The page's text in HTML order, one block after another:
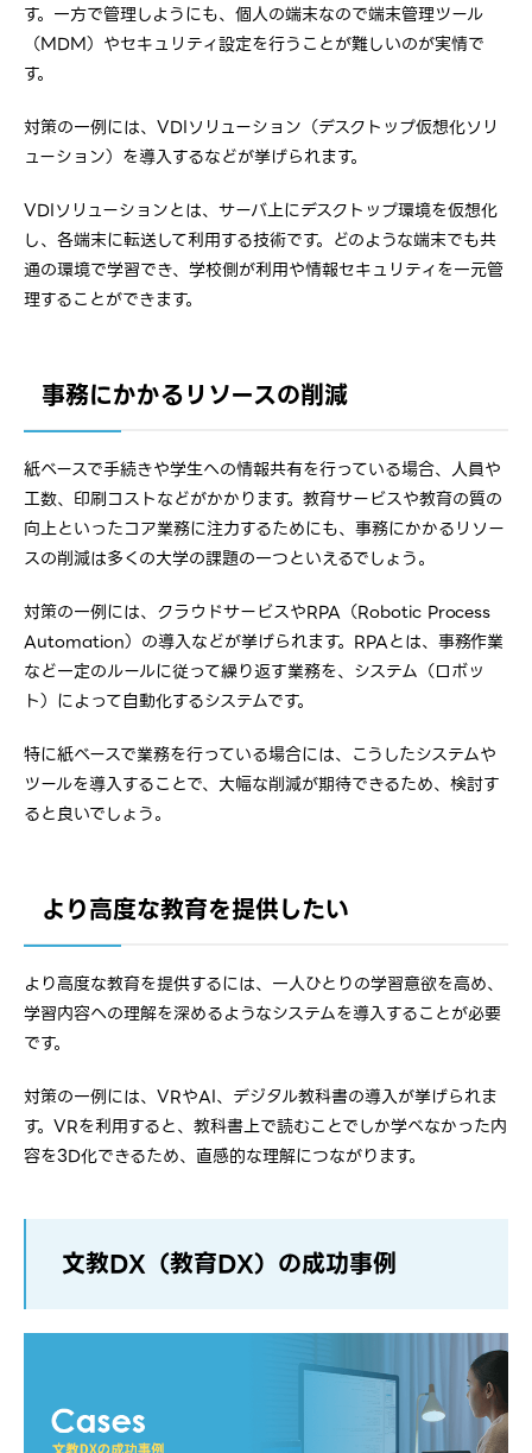
す。一方で管理しようにも、個人の端末なので端末管理ツール
（MDM）やセキュリティ設定を行うことが難しいのが実情で
す。
対策の一例には、VDIソリューション（デスクトップ仮想化ソリ
ューション）を導入するなどが挙げられます。
VDIソリューションとは、サーバ上にデスクトップ環境を仮想化
し、各端末に転送して利用する技術です。どのような端末でも共
通の環境で学習でき、学校側が利用や情報セキュリティを一元管
理することができます。
事務にかかるリソースの削減
紙ベースで手続きや学生への情報共有を行っている場合、人員や
工数、印刷コストなどがかかります。教育サービスや教育の質の
向上といったコア業務に注力するためにも、事務にかかるリソー
スの削減は多くの大学の課題の一つといえるでしょう。
対策の一例には、クラウドサービスやRPA（Robotic Process
Automation）の導入などが挙げられます。RPAとは、事務作業
など一定のルールに従って繰り返す業務を、システム（ロボッ
ト）によって自動化するシステムです。
特に紙ベースで業務を行っている場合には、こうしたシステムや
ツールを導入することで、大幅な削減が期待できるため、検討す
ると良いでしょう。
より高度な教育を提供したい
より高度な教育を提供するには、一人ひとりの学習意欲を高め、
学習内容への理解を深めるようなシステムを導入することが必要
です。
対策の一例には、VRやAI、デジタル教科書の導入が挙げられま
す。VRを利用すると、教科書上で読むことでしか学べなかった内
容を3D化できるため、直感的な理解につながります。
文教DX（教育DX）の成功事例